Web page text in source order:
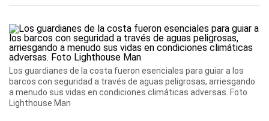
Los guardianes de la costa fueron esenciales para guiar a los
barcos con seguridad a través de aguas peligrosas, arriesgando
a menudo sus vidas en condiciones climáticas adversas. Foto
Lighthouse Man